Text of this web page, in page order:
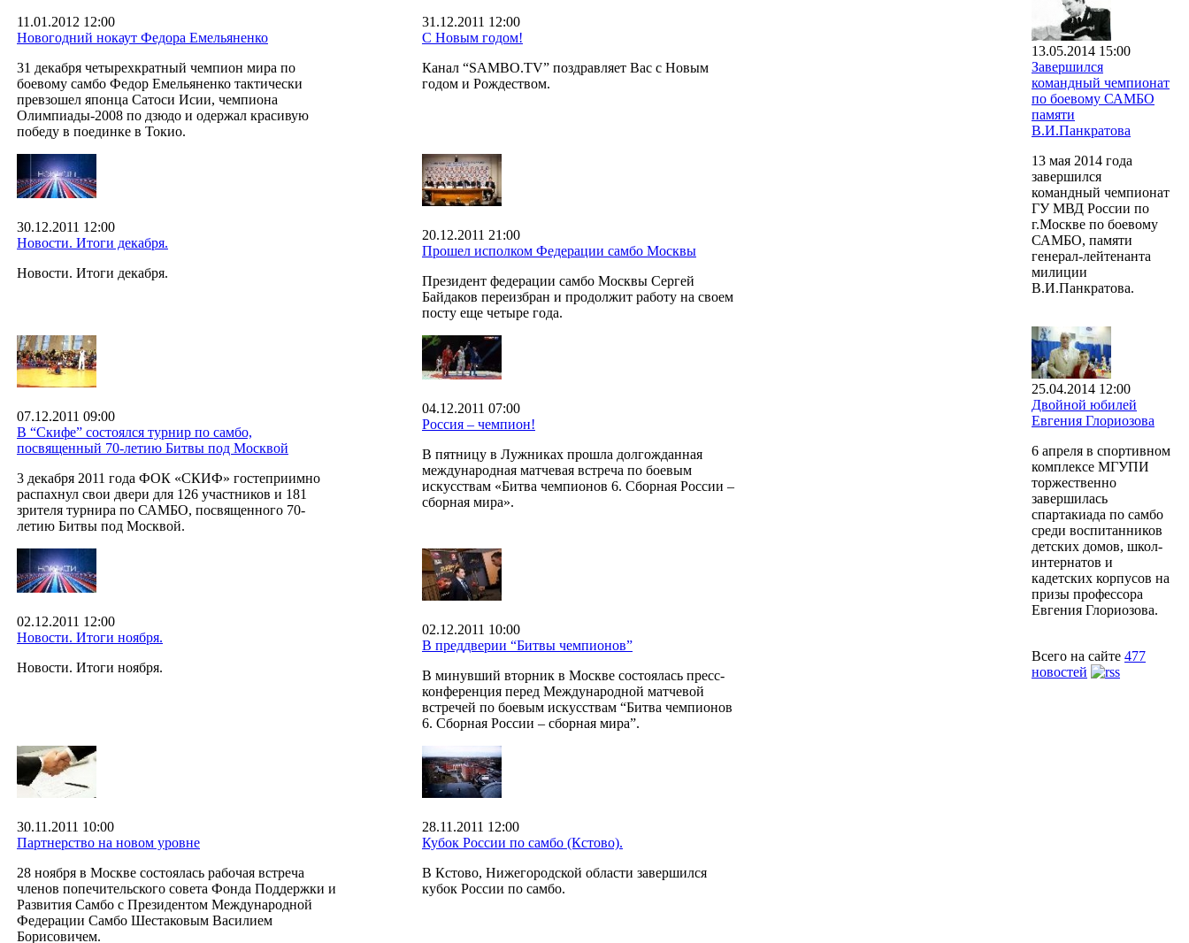
11.01.2012 12:00
Новогодний нокаут Федора Емельяненко
31 декабря четырехкратный чемпион мира по
боевому самбо Федор Емельяненко тактически
превзошел японца Сатоси Исии, чемпиона
Олимпиады-2008 по дзюдо и одержал красивую
победу в поединке в Токио.
31.12.2011 12:00
С Новым годом!
Канал “SAMBO.TV” поздравляет Вас с Новым
годом и Рождеством.
30.12.2011 12:00
Новости. Итоги декабря.
Новости. Итоги декабря.
20.12.2011 21:00
Прошел исполком Федерации самбо Москвы
Президент федерации самбо Москвы Сергей
Байдаков переизбран и продолжит работу на своем
посту еще четыре года.
07.12.2011 09:00
В “Скифе” состоялся турнир по самбо,
посвященный 70-летию Битвы под Москвой
3 декабря 2011 года ФОК «СКИФ» гостеприимно
распахнул свои двери для 126 участников и 181
зрителя турнира по САМБО, посвященного 70-
летию Битвы под Москвой.
04.12.2011 07:00
Россия – чемпион!
В пятницу в Лужниках прошла долгожданная
международная матчевая встреча по боевым
искусствам «Битва чемпионов 6. Сборная России –
сборная мира».
02.12.2011 12:00
Новости. Итоги ноября.
Новости. Итоги ноября.
02.12.2011 10:00
В преддверии “Битвы чемпионов”
В минувший вторник в Москве состоялась пресс-
конференция перед Международной матчевой
встречей по боевым искусствам “Битва чемпионов
6. Сборная России – сборная мира”.
30.11.2011 10:00
Партнерство на новом уровне
28 ноября в Москве состоялась рабочая встреча
членов попечительского совета Фонда Поддержки и
Развития Самбо с Президентом Международной
Федерации Самбо Шестаковым Василием
Борисовичем.
28.11.2011 12:00
Кубок России по самбо (Кстово).
В Кстово, Нижегородской области завершился
кубок России по самбо.
13.05.2014 15:00
Завершился
командный чемпионат
по боевому САМБО
памяти
В.И.Панкратова
13 мая 2014 года
завершился
командный чемпионат
ГУ МВД России по
г.Москве по боевому
САМБО, памяти
генерал-лейтенанта
милиции
В.И.Панкратова.
25.04.2014 12:00
Двойной юбилей
Евгения Глориозова
6 апреля в спортивном
комплексе МГУПИ
торжественно
завершилась
спартакиада по самбо
среди воспитанников
детских домов, школ-
интернатов и
кадетских корпусов на
призы профессора
Евгения Глориозова.
Всего на сайте 477
новостей